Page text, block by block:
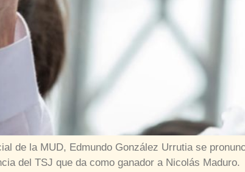
de la MUD, Edmundo González Urrutia se
del TSJ que da como ganador a Nicolás Maduro.